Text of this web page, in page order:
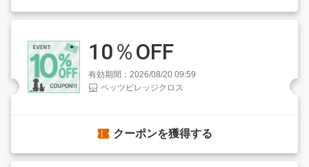
10％OFF
有効期間：2026/08/20 09:59
ペッツビレッジクロス
クーポンを獲得する